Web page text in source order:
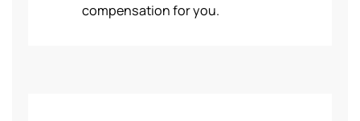
compensation for you.